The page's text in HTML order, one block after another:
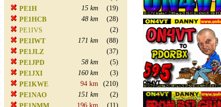
PE1H
15 km
(19)
PE1HCB
48 km
(28)
PE1IVS
(2)
PE1IWT
171 km
(88)
PE1JLZ
(37)
PE1JPD
58 km
(5)
PE1JXI
160 km
(3)
PE1KWE
94 km
(210)
PE1NAO
151 km
(2)
196 km
(11)